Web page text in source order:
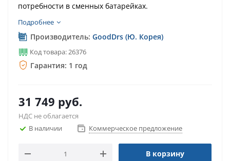
потребности в сменных батарейках.
Подробнее
Производитель: GoodDrs (Ю. Корея)
Код товара: 26376
Гарантия: 1 год
31 749 руб.
НДС не облагается
В наличии
Коммерческое предложение
В корзину